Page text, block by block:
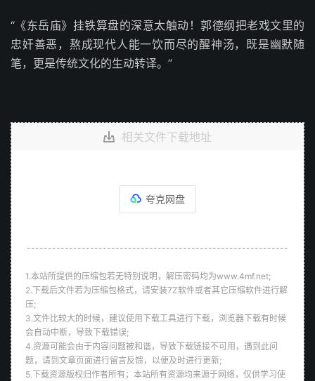
“《东岳庙》挂铁算盘的深意太触动！郭德纲把老戏文里的
忠奸善恶，熬成现代人能一饮而尽的醒神汤，既是幽默随
笔，更是传统文化的生动转译。”
相关文件下载地址
夸克网盘
--------------------------------------------------------------
1.本站所提供的压缩包若无特别说明，解压密码均为www.4mf.net;
2.下载后文件若为压缩包格式，请安装7Z软件或者其它压缩软件进行解
压;
3.文件比较大的时候，建议使用下载工具进行下载，浏览器下载有时候
会自动中断，导致下载错误;
4.资源可能会由于内容问题被和谐，导致下载链接不可用，遇到此问
题，请到文章页面进行留言反馈，以便及时进行更新;
5.下载资源版权归作者所有；本站所有资源均来源于网络，仅供学习使